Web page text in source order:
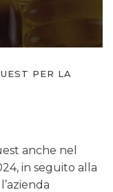
PER LA
anche nel
in seguito alla